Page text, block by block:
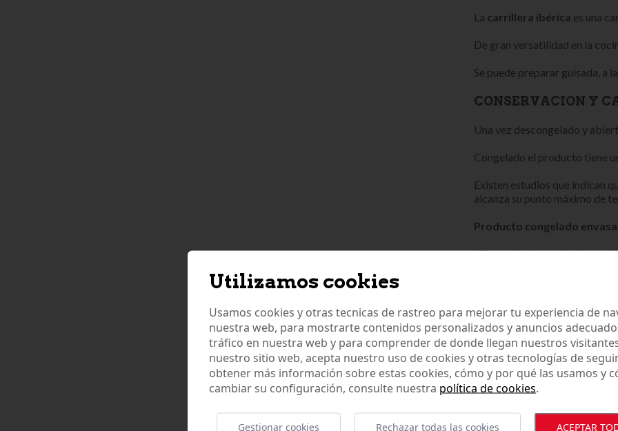
La carrillera ibérica es una
De gran versatilidad en la
Se puede preparar guisada, a
CONSERVACION Y
Una vez descongelado y
Congelado el producto tiene
Existen estudios que indican
alcanza su punto máximo de
Producto congelado
*El producto puede llegar
COMPRAR
IBÉRICAS
En nuestra tienda online de
comprar carrilleras de bellota
de encontrar una amplia
producto tan único de
conservación de este producto
entrega final al cliente.
eso conlleva, los precios
Utilizamos cookies
Usamos cookies y otras tecnicas de rastreo para mejorar tu experiencia de
nuestra web, para mostrarte contenidos personalizados y anuncios
tráfico en nuestra web y para comprender de donde llegan nuestros
nuestro sitio web, acepta nuestro uso de cookies y otras tecnologías de
obtener más información sobre estas cookies, cómo y por qué las usamos y
cambiar su configuración, consulte nuestra política de cookies.
Gestionar cookies Rechazar todas las cookies ACEPTAR